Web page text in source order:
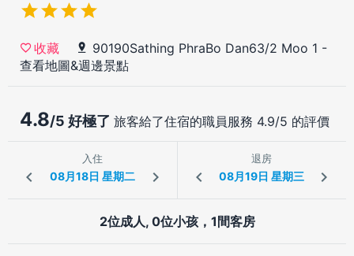
收藏 90190Sathing PhraBo Dan63/2 Moo 1 -
查看地圖&週邊景點
4.8/5 好極了 旅客給了住宿的職員服務 4.9/5 的評價
入住 退房
2位成人, 0位小孩，1間客房